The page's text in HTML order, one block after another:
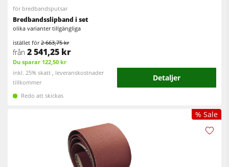
för bredbandsputsar
Bredbandsslipband i set
olika varianter tillgängliga
istället för2 663,75 kr
från 2 541,25 kr
Du sparar 122,50 kr
inkl. 25% skatt , leveranskostnader
tillkommer
Detaljer
Redo att skickas
% Sale